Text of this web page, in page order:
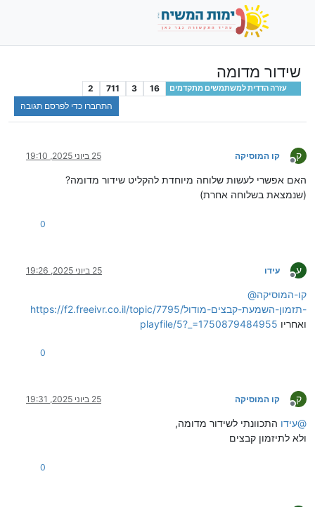
שידור מדומה
עזרה הדדית למשתמשים מתקדמים 16
3
711
2
התחברו כדי לפרסם תגובה
ק
מנותק
קו המוסיקה 25 ביוני 2025, 19:10
האם אפשרי לעשות שלוחה מיוחדת להקליט שידור מדומה?
(שנמצאת בשלוחה אחרת)
0
ע
מנותק
עידו 25 ביוני 2025, 19:26
@קו-המוסיקה
https://f2.freeivr.co.il/topic/7795/תזמון-השמעת-קבצים-מודול-
playfile/5?_=1750879484955 ואחריו
0
ק
מנותק
קו המוסיקה 25 ביוני 2025, 19:31
@עידו התכוונתי לשידור מדומה,
ולא לתיזמון קבצים
0